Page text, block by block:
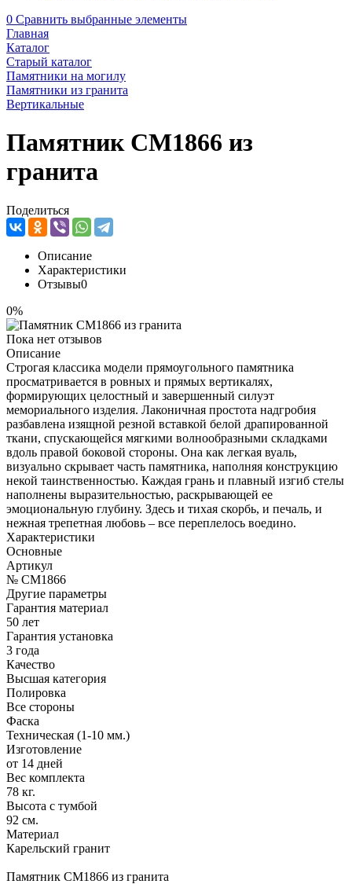
0 Сравнить выбранные элементы
Главная
Каталог
Старый каталог
Памятники на могилу
Памятники из гранита
Вертикальные
Памятник CM1866 из
гранита
Поделиться
Описание
Характеристики
Отзывы0
0%
Пока нет отзывов
Описание
Строгая классика модели прямоугольного памятника
просматривается в ровных и прямых вертикалях,
формирующих целостный и завершенный силуэт
мемориального изделия. Лаконичная простота надгробия
разбавлена изящной резной вставкой белой драпированной
ткани, спускающейся мягкими волнообразными складками
вдоль правой боковой стороны. Она как легкая вуаль,
визуально скрывает часть памятника, наполняя конструкцию
некой таинственностью. Каждая грань и плавный изгиб стелы
наполнены выразительностью, раскрывающей ее
эмоциональную глубину. Здесь и тихая скорбь, и печаль, и
нежная трепетная любовь – все переплелось воедино.
Характеристики
Основные
Артикул
№ CM1866
Другие параметры
Гарантия материал
50 лет
Гарантия установка
3 года
Качество
Высшая категория
Полировка
Все стороны
Фаска
Техническая (1-10 мм.)
Изготовление
от 14 дней
Вес комплекта
78 кг.
Высота с тумбой
92 см.
Материал
Карельский гранит
Памятник CM1866 из гранита